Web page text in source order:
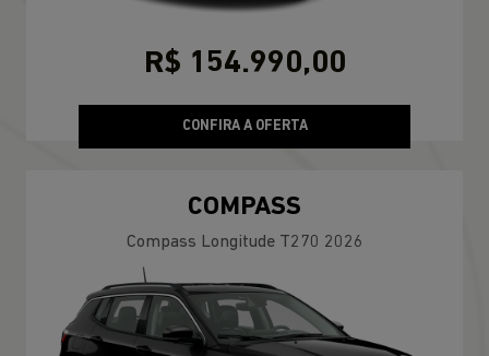
R$ 154.990,00
CONFIRA A OFERTA
COMPASS
Compass Longitude T270 2026